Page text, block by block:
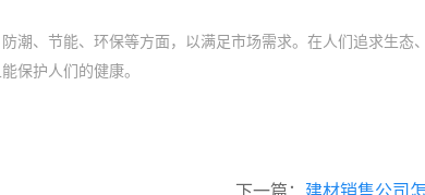
潮、节能、环保等方面，以满足市场需求。在人们追求生
保护人们的健康。
下一篇： 建材销售公司